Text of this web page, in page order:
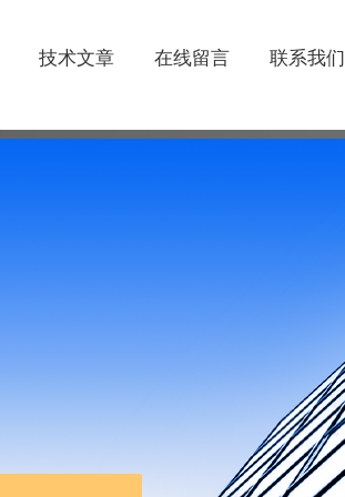
技术文章 在线留言 联系我们